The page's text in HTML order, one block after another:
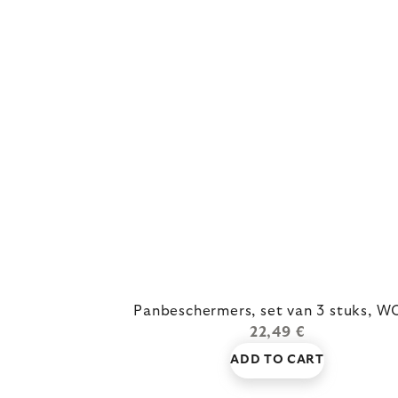
Panbeschermers, set van 3 stuks,
22,49 €
ADD TO CART